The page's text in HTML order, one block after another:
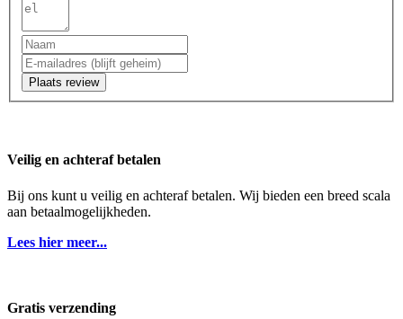
Plaats review
Veilig en achteraf betalen
Bij ons kunt u veilig en achteraf betalen. Wij bieden een breed scala
aan betaalmogelijkheden.
Lees hier meer...
Gratis verzending